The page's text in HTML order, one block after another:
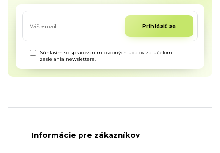
Prihlásiť sa
Súhlasím sospracovaním osobných údajovza účelom
zasielania newslettera.
Informácie pre zákazníkov